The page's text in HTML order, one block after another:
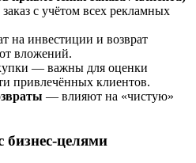
с учётом всех рекламных
на инвестиции и возврат
вложений.
— важны для оценки
привлечённых клиентов.
— влияют на «чистую»
бизнес-целями